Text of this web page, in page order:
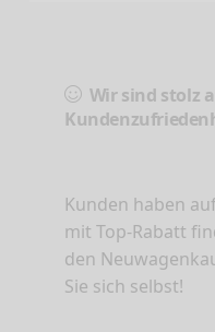
Wir sind stolz
Kunden haben
mit Top-Rabatt
den
Sie sich selbst!